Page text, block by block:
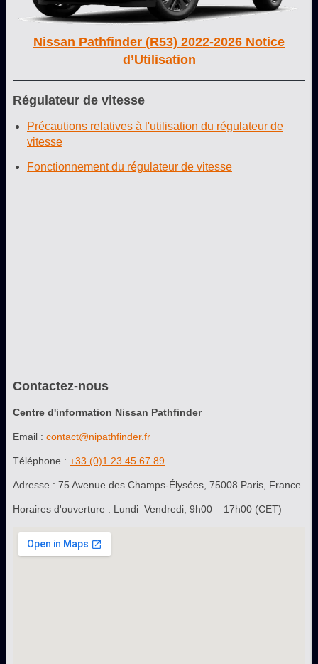
Nissan Pathfinder (R53) 2022-2026 Notice
d’Utilisation
Régulateur de vitesse
Précautions relatives à l'utilisation du régulateur de
vitesse
Fonctionnement du régulateur de vitesse
Contactez-nous
Centre d'information Nissan Pathfinder
Email : contact@nipathfinder.fr
Téléphone : +33 (0)1 23 45 67 89
Adresse : 75 Avenue des Champs-Élysées, 75008 Paris, France
Horaires d'ouverture : Lundi–Vendredi, 9h00 – 17h00 (CET)